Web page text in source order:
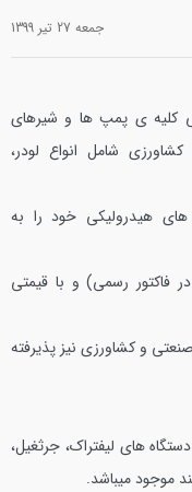
جمعه 27 تير 1399
کلیه ی پمپ ها و شیرهای
شامل انواع لودر،
هیدرولیکی خود را به
کارکرد (قید در فاکتور رسمی) و با قیمتی
و کشاورزی نیز پذیرفته
های لیفتراک، جرثغیل،
موجود میباشد.